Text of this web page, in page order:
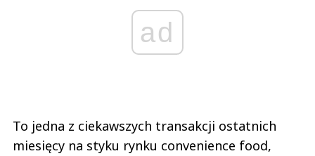
ad
To jedna z ciekawszych transakcji ostatnich
miesięcy na styku rynku convenience food,